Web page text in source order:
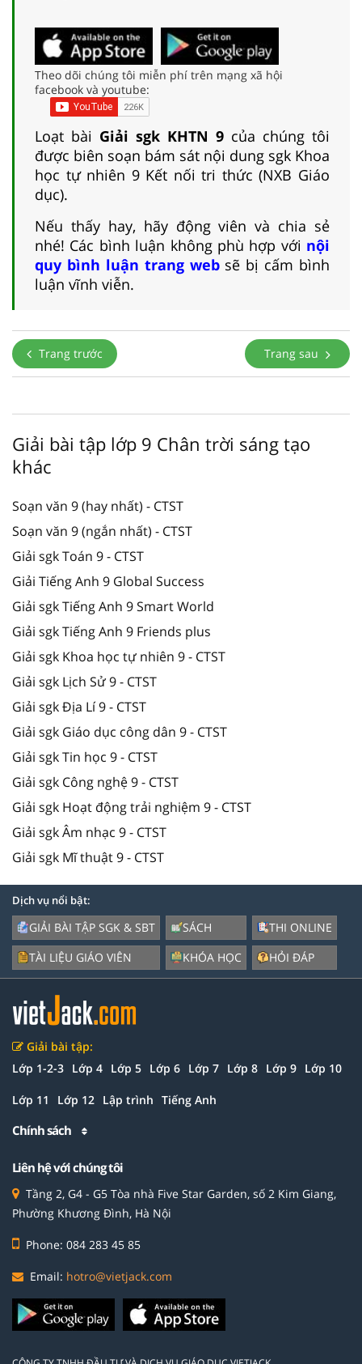
Theo dõi chúng tôi miễn phí trên mạng xã hội
facebook và youtube:
Loạt bài Giải sgk KHTN 9 của chúng tôi
được biên soạn bám sát nội dung sgk Khoa
học tự nhiên 9 Kết nối tri thức (NXB Giáo
dục).
Nếu thấy hay, hãy động viên và chia sẻ
nhé! Các bình luận không phù hợp với nội
quy bình luận trang websẽ bị cấm bình
luận vĩnh viễn.
Trang trước Trang sau
Giải bài tập lớp 9 Chân trời sáng tạo
khác
Soạn văn 9 (hay nhất) - CTST
Soạn văn 9 (ngắn nhất) - CTST
Giải sgk Toán 9 - CTST
Giải Tiếng Anh 9 Global Success
Giải sgk Tiếng Anh 9 Smart World
Giải sgk Tiếng Anh 9 Friends plus
Giải sgk Khoa học tự nhiên 9 - CTST
Giải sgk Lịch Sử 9 - CTST
Giải sgk Địa Lí 9 - CTST
Giải sgk Giáo dục công dân 9 - CTST
Giải sgk Tin học 9 - CTST
Giải sgk Công nghệ 9 - CTST
Giải sgk Hoạt động trải nghiệm 9 - CTST
Giải sgk Âm nhạc 9 - CTST
Giải sgk Mĩ thuật 9 - CTST
Dịch vụ nổi bật:
GIẢI BÀI TẬP SGK & SBT
TÀI LIỆU GIÁO VIÊN
SÁCH
KHÓA HỌC
THI ONLINE
HỎI ĐÁP
Giải bài tập:
Lớp 1-2-3 Lớp 4 Lớp 5 Lớp 6 Lớp 7 Lớp 8 Lớp 9 Lớp 10
Lớp 11 Lớp 12 Lập trình Tiếng Anh
Chính sách
Liên hệ với chúng tôi
Tầng 2, G4 - G5 Tòa nhà Five Star Garden, số 2 Kim Giang,
Phường Khương Đình, Hà Nội
Phone: 084 283 45 85
Email: hotro@vietjack.com